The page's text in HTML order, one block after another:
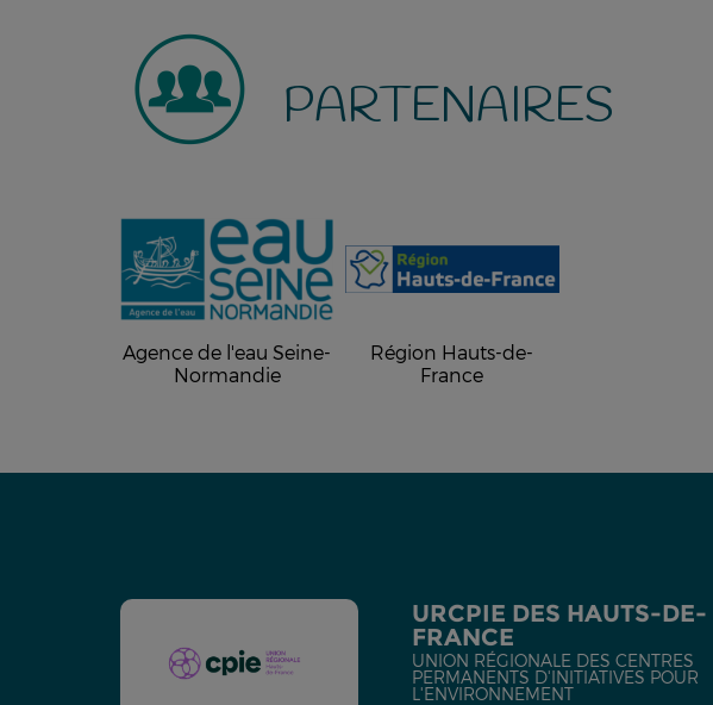
PARTENAIRES
Agence de l'eau Seine-
Normandie
Région Hauts-de-
France
URCPIE DES HAUTS-DE-
FRANCE
UNION RÉGIONALE DES CENTRES
PERMANENTS D'INITIATIVES POUR
L'ENVIRONNEMENT